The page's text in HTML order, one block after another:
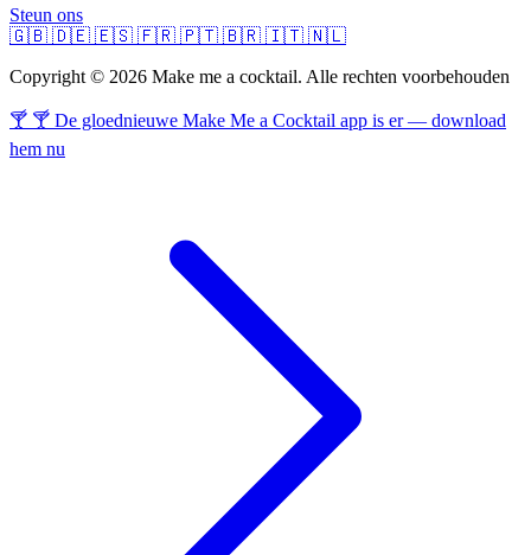
Steun ons
🇬🇧 🇩🇪 🇪🇸 🇫🇷 🇵🇹 🇧🇷 🇮🇹 🇳🇱
Copyright © 2026 Make me a cocktail. Alle rechten voorbehouden
🍸 🍸 De gloednieuwe Make Me a Cocktail app is er — download
hem nu